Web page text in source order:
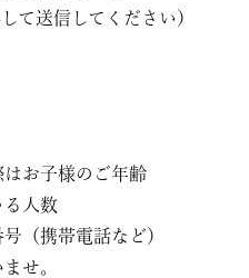
て送信してください）
お子様のご年齢
人数
（携帯電話など）
せ。